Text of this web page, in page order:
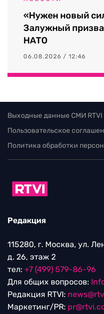
«Нужен новый
Залужный
НАТО
06.08.2026 / 12:46
Выходные данные СМИ RTVI
Пользовательское
Политика обработки
Редакция
115280, г. Москва, ул.
д. 26, этаж 2
тел: +7 (499) 579-86-96
Для общих вопросов:
Редакция RTVI:
Маркетинг/PR: